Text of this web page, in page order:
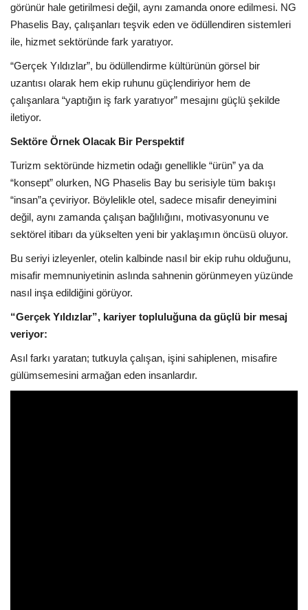
görünür hale getirilmesi değil, aynı zamanda onore edilmesi. NG
Phaselis Bay, çalışanları teşvik eden ve ödüllendiren sistemleri
ile, hizmet sektöründe fark yaratıyor.
“Gerçek Yıldızlar”, bu ödüllendirme kültürünün görsel bir
uzantısı olarak hem ekip ruhunu güçlendiriyor hem de
çalışanlara “yaptığın iş fark yaratıyor” mesajını güçlü şekilde
iletiyor.
Sektöre Örnek Olacak Bir Perspektif
Turizm sektöründe hizmetin odağı genellikle “ürün” ya da
“konsept” olurken, NG Phaselis Bay bu serisiyle tüm bakışı
“insan”a çeviriyor. Böylelikle otel, sadece misafir deneyimini
değil, aynı zamanda çalışan bağlılığını, motivasyonunu ve
sektörel itibarı da yükselten yeni bir yaklaşımın öncüsü oluyor.
Bu seriyi izleyenler, otelin kalbinde nasıl bir ekip ruhu olduğunu,
misafir memnuniyetinin aslında sahnenin görünmeyen yüzünde
nasıl inşa edildiğini görüyor.
“Gerçek Yıldızlar”, kariyer topluluğuna da güçlü bir mesaj
veriyor:
Asıl farkı yaratan; tutkuyla çalışan, işini sahiplenen, misafire
gülümsemesini armağan eden insanlardır.